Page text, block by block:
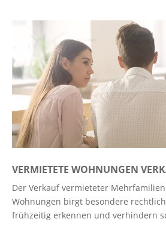
VERMIETETE WOHNUNGEN
Der Verkauf vermieteter
Wohnungen birgt besondere
frühzeitig erkennen und verhindern